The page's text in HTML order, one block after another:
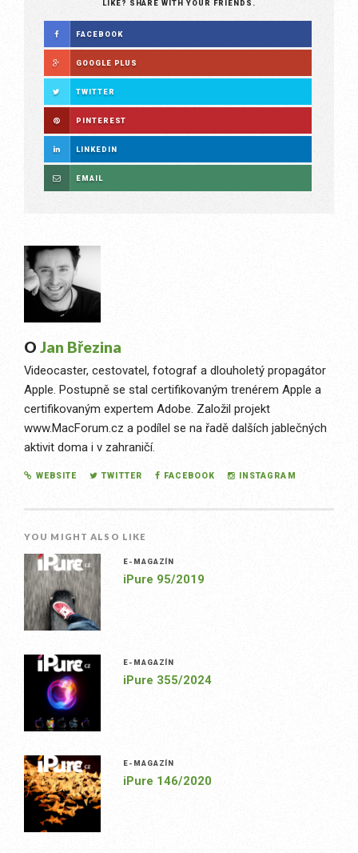
LIKE? SHARE WITH YOUR FRIENDS.
FACEBOOK
GOOGLE PLUS
TWITTER
PINTEREST
LINKEDIN
EMAIL
O Jan Březina
Videocaster, cestovatel, fotograf a dlouholetý propagátor
Apple. Postupně se stal certifikovaným trenérem Apple a
certifikovaným expertem Adobe. Založil projekt
www.MacForum.cz a podílel se na řadě dalších jablečných
aktivit doma i v zahraničí.
WEBSITE TWITTER FACEBOOK INSTAGRAM
YOU MIGHT ALSO LIKE
E-MAGAZÍN
iPure 95/2019
E-MAGAZÍN
iPure 355/2024
E-MAGAZÍN
iPure 146/2020